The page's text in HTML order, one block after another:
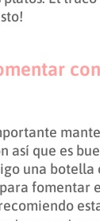
así que es
una botella
fomentar